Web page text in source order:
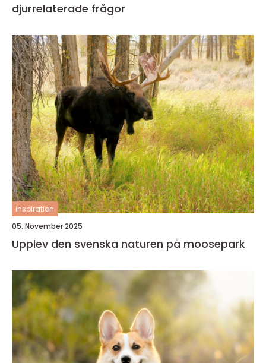
djurrelaterade frågor
inspiration
05. November 2025
Upplev den svenska naturen på moosepark